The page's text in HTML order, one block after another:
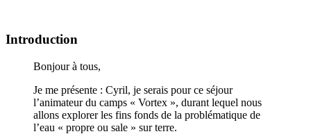
Introduction
Bonjour à tous,
Je me présente : Cyril, je serais pour ce séjour
l’animateur du camps « Vortex », durant lequel nous
allons explorer les fins fonds de la problématique de
l’eau « propre ou sale » sur terre.